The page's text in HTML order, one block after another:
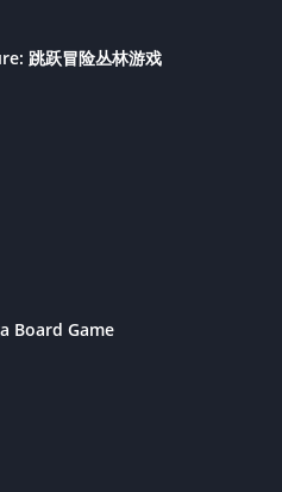
跳跃冒险丛林游戏
Board Game